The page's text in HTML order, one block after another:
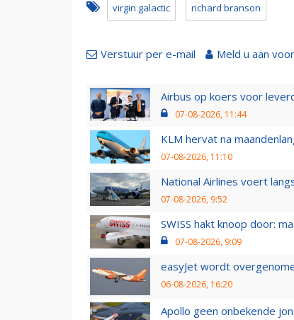
virgin galactic richard branson
Verstuur per e-mail Meld u aan
Airbus op koers voor
07-08-2026, 11:44
KLM hervat na
07-08-2026, 11:10
National Airlines voert
07-08-2026, 9:52
SWISS hakt knoop door:
07-08-2026, 9:09
easyJet wordt
06-08-2026, 16:20
Apollo geen onbekende